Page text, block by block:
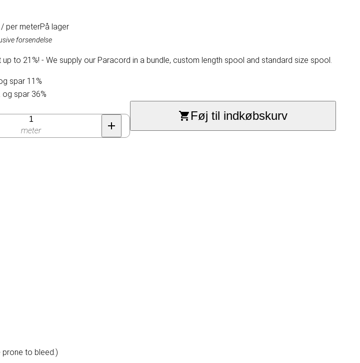
/ per meterPå lager
forsendelse
to 21%! - We supply our Paracord in a bundle, custom length spool and standard size spool.
spar 11%
og spar 36%
meter
Føj til indkøbskurv
to bleed.)